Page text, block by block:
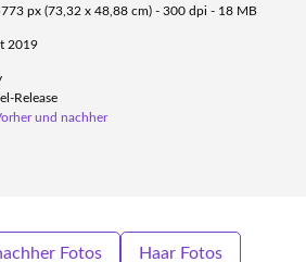
px (73,32 x 48,88 cm) - 300 dpi - 18 MB
2019
Release
und nachher
Fotos Haar Fotos